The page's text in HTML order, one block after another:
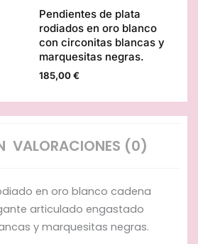
blancas
y
marquesitas
negras.
cantidad
Pendientes de plata
rodiados en oro blanco
con circonitas blancas y
marquesitas negras.
185,00€
VALORACIONES (0)
en oro blanco cadena
articulado engastado
y marquesitas negras.